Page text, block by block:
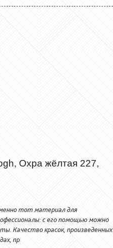
Охра жёлтая 227,
тот материал для
с его помощью можно
Качество красок, произведенных
пр